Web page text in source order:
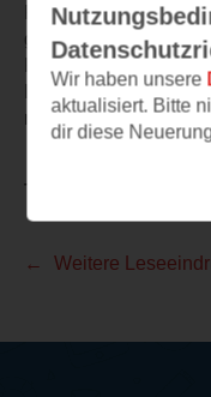
Für mich ist dieses
gemeinsam zu
Kinderaugen zu
Lust auf mehr – und
nur zu gern mit
TEILEN
Weitere
Wir haben unsere
aktualisiert. Bitte
dir diese